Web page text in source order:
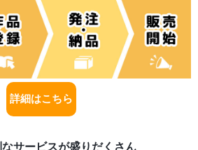
詳細はこちら
サービスが盛りだくさん